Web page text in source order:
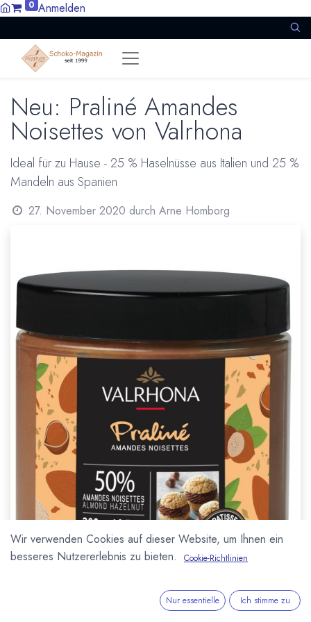
0 Anmelden
Neu: Praliné Amandes
Noisettes von Valrhona
Ideal für zu Hause - 25 % Haselnüsse aus Italien und 25 %
Mandeln aus Spanien
27. November 2020 durch Arne Homborg
Wir verwenden Cookies auf dieser Website, um Ihnen ein
besseres Nutzererlebnis zu bieten.
Cookie-Richtlinien
Nur essentielle Ich stimme zu